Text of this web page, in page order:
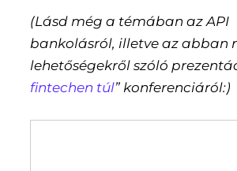
(Lásd még a témában az API
bankolásról, illetve az abban
lehetőségekről szóló
fintechen túl” konferenciáról:)